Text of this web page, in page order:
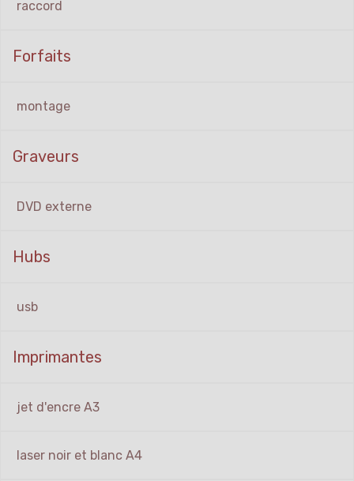
raccord
Forfaits
montage
Graveurs
DVD externe
Hubs
usb
Imprimantes
jet d'encre A3
laser noir et blanc A4